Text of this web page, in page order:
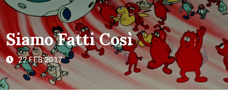
Siamo Fatti Così
22 FEB 2017